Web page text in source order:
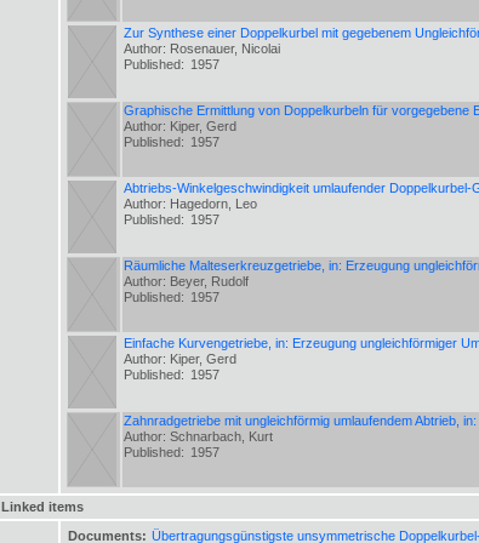
Zur Synthese einer Doppelkurbel mit gegebenem
Author: Rosenauer, Nicolai
Published: 1957
Graphische Ermittlung von Doppelkurbeln für
Author: Kiper, Gerd
Published: 1957
Abtriebs-Winkelgeschwindigkeit umlaufender
Author: Hagedorn, Leo
Published: 1957
Räumliche Malteserkreuzgetriebe, in: Erzeugung
Author: Beyer, Rudolf
Published: 1957
Einfache Kurvengetriebe, in: Erzeugung ungleichförmiger
Author: Kiper, Gerd
Published: 1957
Zahnradgetriebe mit ungleichförmig umlaufendem Abtrieb,
Author: Schnarbach, Kurt
Published: 1957
Linked items
Documents: Übertragungsgünstigste unsymmetrische